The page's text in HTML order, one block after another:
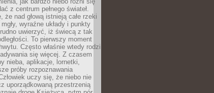
z centrum pełnego świateł.
że nad głową istnieją całe rzeki
wyraźne układy i punkty
uwierzyć, iż świecą z tak
To pierwszy moment
Często właśnie wtedy rodzi
się więcej. Z czasem
nieba, aplikacje, lornetki,
próby rozpoznawania
uczy się, że niebo nie
uporządkowaną przestrzenią